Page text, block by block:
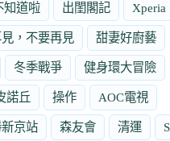
知道啦 出閨閣記 Xperia
，不要再見 甜妻好廚藝
冬季戰爭 健身環大冒險
諾丘 操作 AOC電視
新京站 森友會 清運